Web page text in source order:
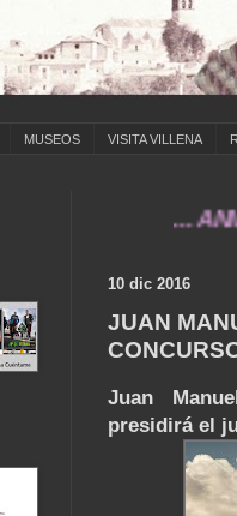
MUSEOS VISITA VILLENA
... ANÍMATE
10 dic 2016
JUAN
Juan
presidirá el